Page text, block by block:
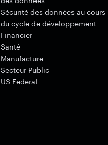
Sécurité des données au cours
du cycle de développement
Financier
Santé
Manufacture
Secteur Public
US Federal